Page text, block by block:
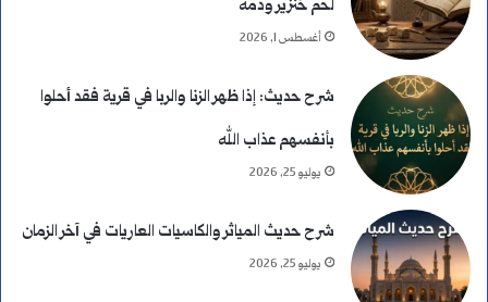
لحم خنزير ودمه
أغسطس 1, 2026
شرح حديث: إذا ظهر الزنا والربا في قرية فقد أحلوا
بأنفسهم عذاب الله
يوليو 25, 2026
شرح حديث المياثر والكاسيات العاريات في آخر الزمان
يوليو 25, 2026